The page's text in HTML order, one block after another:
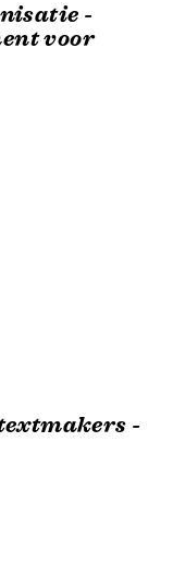
-
voor
-